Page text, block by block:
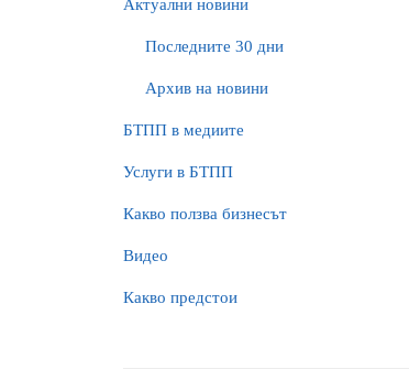
Актуални новини
Последните 30 дни
Архив на новини
БTПП в медиите
Услуги в БТПП
Какво ползва бизнесът
Видео
Какво предстои